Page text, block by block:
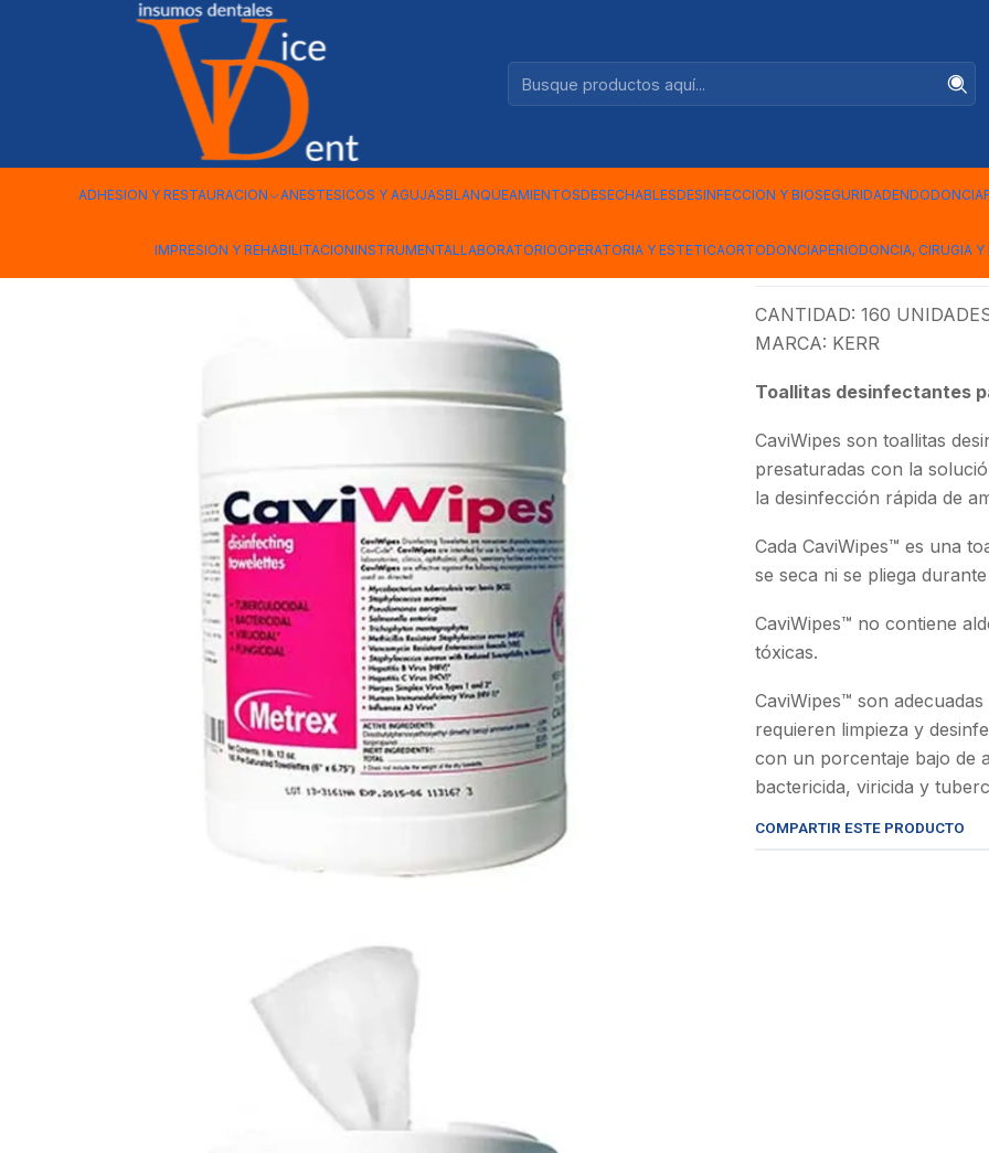
ADHESION Y RESTAURACION ANESTESICOS Y AGUJASBLANQUEAMIENTOSDESECHABLESDESINFECCION Y BIOSEGURIDADENDODONCIA
IMPRESION Y REHABILITACIONINSTRUMENTALLABORATORIOOPERATORIA Y ESTETICAORTODONCIAPERIODONCIA, CIRUGIA Y
DESINFECCION Y BIOSEGURIDAD
CANTIDAD: 160
MARCA: KERR
Toallitas desinfectantes
CaviWipes son toallitas
presaturadas con la
la desinfección rápida de
Cada CaviWipes™ es una
se seca ni se pliega
CaviWipes™ no contiene
tóxicas.
CaviWipes™ son
requieren limpieza y
con un porcentaje bajo de
bactericida, viricida y
COMPARTIR ESTE PRODUCTO